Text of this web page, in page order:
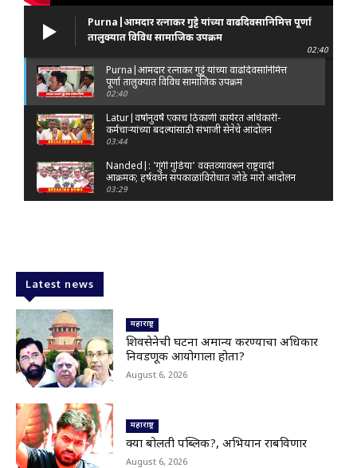
Purna|आमदार रत्नाकर गुट्टे यांच्या वाढदिवसानिमित्त पूर्णा
तालुक्यात विविध सामाजिक उपक्रम
02:40
Purna|आमदार रत्नाकर गुट्टे यांच्या वाढदिवसानिमित्त
पूर्णा तालुक्यात विविध सामाजिक उपक्रम
02:40
Latur|वर्षानुवर्षे एकाच ठिकाणी कार्यरत अधिकारी-
कर्मचाऱ्यांच्या बदल्यांसाठी संभाजी सेनेचे आंदोलन
03:44
Nanded|: 'गुंगी गुडिया' वक्तव्यावरून राष्ट्रवादी
आक्रमक; हर्षवर्धन सपकाळांविरोधात जोडे मारो आंदोलन
03:29
Latur|नांदेड–बिदर महामार्गावरील सिमेंट रस्त्याला मोठ्या
भेगा; अपघाताचा धोका
00:59
Latur|शिवराज पाटील चाकूरकर यांच्या भव्य स्मारकाची
तयारी; चार दिवसांत मोठा निर्णय!
03:22
Nanded|धर्मेंद्र प्रधानांच्या राजीनाम्यावर राकेश टिकैतांचे
मोठे वक्तव्य..
01:30
Latur|खरीप हंगामावर एल निनोचं सावट; शेतकऱ्यांची
Latest news
महाराष्ट्र
शिवसेनेची घटना अमान्य करण्याचा अधिकार
निवडणूक आयोगाला होता?
August 6, 2026
महाराष्ट्र
क्या बोलती पब्लिक?, अभियान राबविणार
August 6, 2026